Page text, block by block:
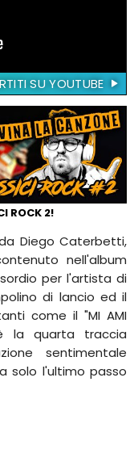
SU YOUTUBE
ROCK 2!
Diego Caterbetti,
nell'album
per l'artista di
di lancio ed il
come il "MI AMI
la quarta traccia
sentimentale
solo l'ultimo passo